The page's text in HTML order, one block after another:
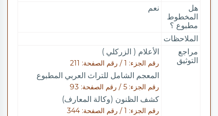
هل
المخطوط
مطبوع ؟
نعم
الملاحظات
مراجع
التوثيق
الأعلام ( الزركلي )
رقم الجزء: 1 / رقم الصفحة: 211
المعجم الشامل للتراث العربي المطبوع
رقم الجزء: 5 / رقم الصفحة: 93
كشف الظنون (وكالة المعارف)
رقم الجزء: 1 / رقم الصفحة: 344